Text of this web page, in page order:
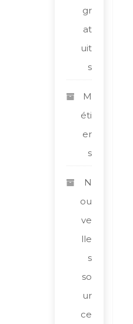
gr
at
uit
s
M
éti
er
s
N
ou
ve
lle
s
so
ur
ce